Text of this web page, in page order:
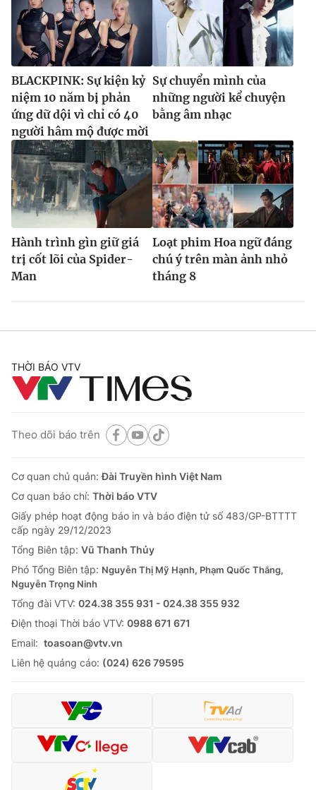
BLACKPINK: Sự kiện kỷ
niệm 10 năm bị phản
ứng dữ dội vì chỉ có 40
người hâm mộ được mời
Sự chuyển mình của
những người kể chuyện
bằng âm nhạc
Hành trình gìn giữ giá
trị cốt lõi của Spider-
Man
Loạt phim Hoa ngữ đáng
chú ý trên màn ảnh nhỏ
tháng 8
THỜI BÁO VTV
Theo dõi báo trên
Cơ quan chủ quản:Đài Truyền hình Việt Nam
Cơ quan báo chí: Thời báo VTV
Giấy phép hoạt động báo in và báo điện tử số 483/GP-BTTTT
cấp ngày 29/12/2023
Tổng Biên tập: Vũ Thanh Thủy
Phó Tổng Biên tập: Nguyễn Thị Mỹ Hạnh, Phạm Quốc Thắng,
Nguyễn Trọng Ninh
Tổng đài VTV: 024.38 355 931 - 024.38 355 932
Ðiện thoại Thời báo VTV: 0988 671 671
Email: toasoan@vtv.vn
Liên hệ quảng cáo: (024) 626 79595